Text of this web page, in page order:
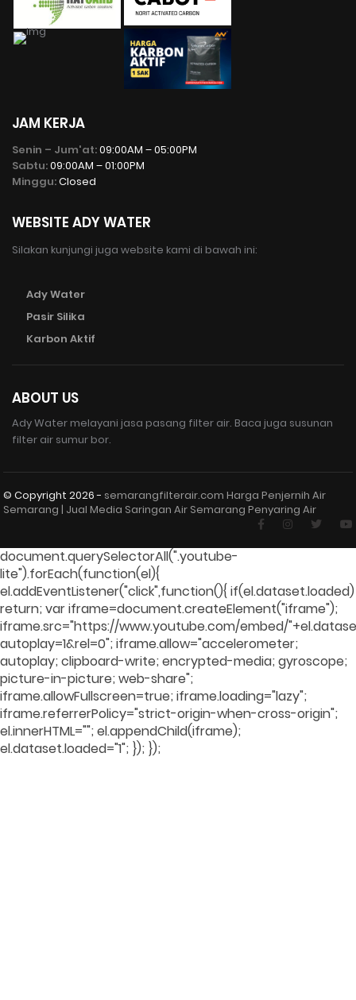
JAM KERJA
Senin – Jum'at:09:00AM – 05:00PM
Sabtu:09:00AM – 01:00PM
Minggu:Closed
WEBSITE ADY WATER
Silakan kunjungi juga website kami di bawah ini:
Ady Water
Pasir Silika
Karbon Aktif
ABOUT US
Ady Water melayani jasa pasang filter air. Baca juga susunan
filter air sumur bor.
© Copyright2026 - semarangfilterair.com Harga Penjernih Air
Semarang | Jual Media Saringan Air Semarang Penyaring Air
document.querySelectorAll(".youtube-
lite").forEach(function(el){
el.addEventListener("click",function(){ if(el.dataset.loaded)
return; var iframe=document.createElement("iframe");
iframe.src="https://www.youtube.com/embed/
autoplay=1&rel=0"; iframe.allow="accelerometer;
autoplay; clipboard-write; encrypted-media; gyroscope;
picture-in-picture; web-share";
iframe.allowFullscreen=true; iframe.loading="lazy";
iframe.referrerPolicy="strict-origin-when-cross-origin";
el.innerHTML=""; el.appendChild(iframe);
el.dataset.loaded="1"; }); });